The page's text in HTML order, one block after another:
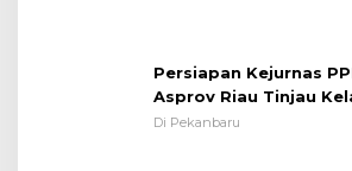
Persiapan Kejurnas
Asprov Riau Tinjau
Lapangan Sepakbola
Di Pekanbaru